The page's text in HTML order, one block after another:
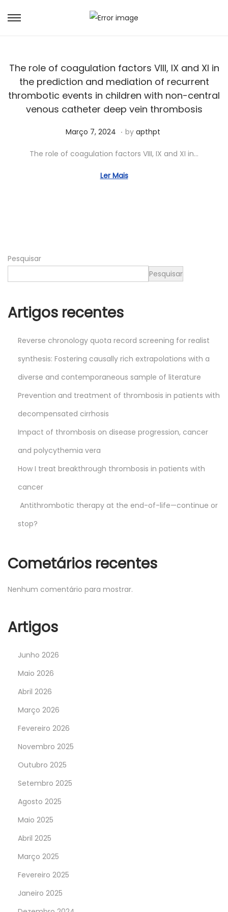
The role of coagulation factors VIII, IX and XI in
the prediction and mediation of recurrent
thrombotic events in children with non-central
venous catheter deep vein thrombosis
Posted on
Março 7, 2024 A
r
i
. by apthpt
The role of coagulation factors VIII, IX and XI in…
Ler Mais
Pesquisar
Pesquisar
Artigos recentes
Reverse chronology quota record screening for realist
synthesis: Fostering causally rich extrapolations with a
diverse and contemporaneous sample of literature
Prevention and treatment of thrombosis in patients with
decompensated cirrhosis
Impact of thrombosis on disease progression, cancer
and polycythemia vera
How I treat breakthrough thrombosis in patients with
cancer
Antithrombotic therapy at the end-of-life—continue or
stop?
Cometários recentes
Nenhum comentário para mostrar.
Artigos
Junho 2026
Maio 2026
Abril 2026
Março 2026
Fevereiro 2026
Novembro 2025
Outubro 2025
Setembro 2025
Agosto 2025
Maio 2025
Abril 2025
Março 2025
Fevereiro 2025
Janeiro 2025